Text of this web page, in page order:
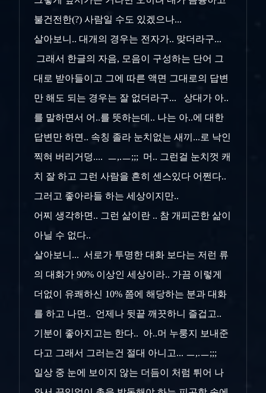
불건전한(?) 사람일 수도 있겠으나...
살아보니.. 대개의 경우는 전자가.. 맞더라구...
그래서 한글의 자음, 모음이 구성하는 단어 그
대로 받아들이고 그에 따른 액면 그대로의 답변
만 해도 되는 경우는 잘 없더라구... 상대가 아..
를 말하면서 어..를 뜻하는데.. 나는 아..에 대한
답변만 하면.. 속칭 졸라 눈치없는 새끼...로 낙인
찍혀 버리거덩.... ㅡ,.ㅡ;;; 머.. 그런걸 눈치껏 캐
치 잘 하고 그런 사람을 흔히 센스있다 어쩐다..
그러고 좋아라들 하는 세상이지만..
어찌 생각하면.. 그런 삶이란 .. 참 개피곤한 삶이
아닐 수 없다..
살아보니... 서로가 투명한 대화 보다는 저런 류
의 대화가 90% 이상인 세상이라.. 가끔 이렇게
더없이 유쾌하신 10% 쯤에 해당하는 분과 대화
를 하고 나면.. 언제나 뒷끝 깨끗하니 즐겁고..
기분이 좋아지고는 한다.. 아..머 누룽지 보내준
다고 그래서 그러는건 절대 아니고... ㅡ,.ㅡ;;;
일상 중 눈에 보이지 않는 더듬이 처럼 튀어 나